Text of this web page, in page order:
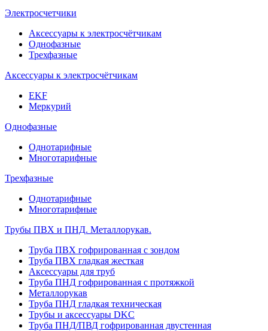
Электросчетчики
Аксессуары к электросчётчикам
Однофазные
Трехфазные
Аксессуары к электросчётчикам
EKF
Меркурий
Однофазные
Однотарифные
Многотарифные
Трехфазные
Однотарифные
Многотарифные
Трубы ПВХ и ПНД. Металлорукав.
Труба ПВХ гофрированная с зондом
Труба ПВХ гладкая жесткая
Аксессуары для труб
Труба ПНД гофрированная с протяжкой
Металлорукав
Труба ПНД гладкая техническая
Трубы и аксессуары DKC
Труба ПНД/ПВД гофрированная двустенная